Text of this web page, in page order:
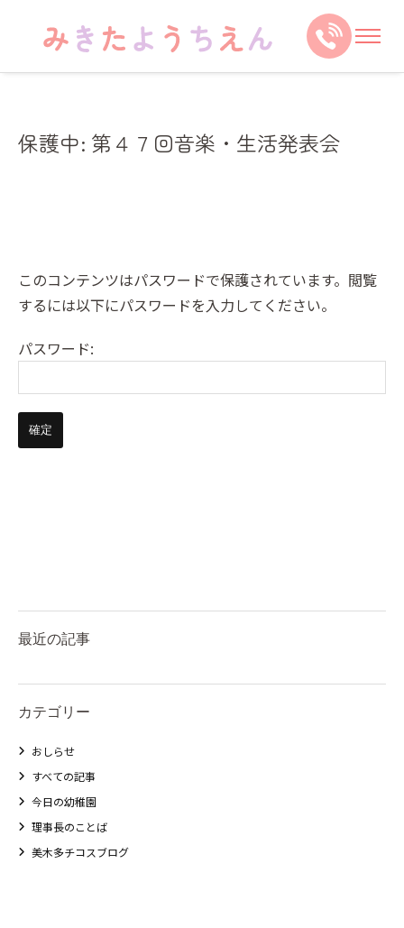
保護中: 第４７回音楽・生活発表会
このコンテンツはパスワードで保護されています。閲覧
するには以下にパスワードを入力してください。
パスワード:
最近の記事
カテゴリー
おしらせ
すべての記事
今日の幼稚園
理事長のことば
美木多チコスブログ